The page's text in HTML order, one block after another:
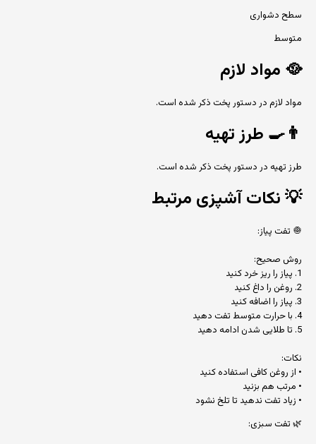
سطح دشواری
متوسط
🥘 مواد لازم
مواد لازم در دستور پخت ذکر شده است.
👨‍🍳 طرز تهیه
طرز تهیه در دستور پخت ذکر شده است.
💡نکات آشپزی مرتبط
🧅 تفت پیاز:
روش صحیح:
1. پیاز را ریز خرد کنید
2. روغن را داغ کنید
3. پیاز را اضافه کنید
4. با حرارت متوسط تفت دهید
5. تا طلایی شدن ادامه دهید
نکات:
• از روغن کافی استفاده کنید
• مرتب هم بزنید
• زیاد تفت ندهید تا تلخ نشود
🌿 تفت سبزی: